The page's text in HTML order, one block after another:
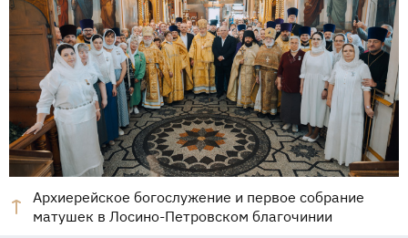
Архиерейское богослужение и первое собрание
матушек в Лосино-Петровском благочинии